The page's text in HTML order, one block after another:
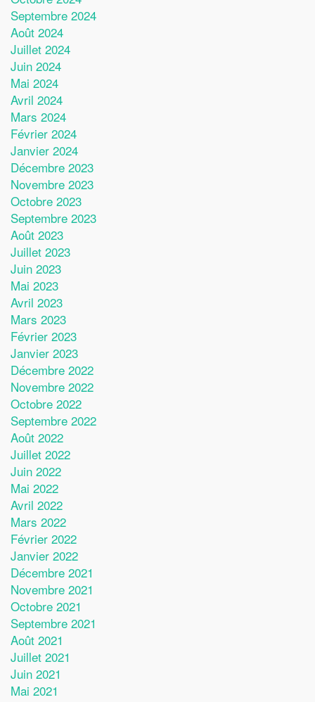
Septembre 2024
Août 2024
Juillet 2024
Juin 2024
Mai 2024
Avril 2024
Mars 2024
Février 2024
Janvier 2024
Décembre 2023
Novembre 2023
Octobre 2023
Septembre 2023
Août 2023
Juillet 2023
Juin 2023
Mai 2023
Avril 2023
Mars 2023
Février 2023
Janvier 2023
Décembre 2022
Novembre 2022
Octobre 2022
Septembre 2022
Août 2022
Juillet 2022
Juin 2022
Mai 2022
Avril 2022
Mars 2022
Février 2022
Janvier 2022
Décembre 2021
Novembre 2021
Octobre 2021
Septembre 2021
Août 2021
Juillet 2021
Juin 2021
Mai 2021